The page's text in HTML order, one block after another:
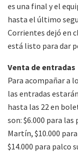
es una final y el
hasta el último
Corrientes dejó en
está listo para dar
Venta de entradas
Para acompañar a
las entradas
hasta las 22 en
son: $6.000 para
Martín, $10.000
$14.000 para palco